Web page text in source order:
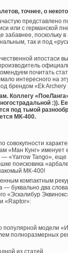
точнее, о
представлено
или с германской
поскольку
так и под
ипостаси
почитать
интересного на
брендом «Ek
Коллегу
:)).
под тьмой
МК-400.
«Ман Кунг» именует
— «Yarrow Tango»,
поисковика
МК-400!
компактным
буквально два
«Эскалибур
«Raptor»:
популярной модели
полноразмерных
из статей.